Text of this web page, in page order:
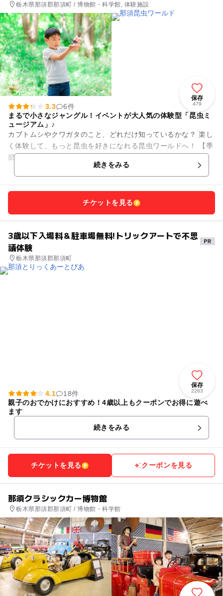
栃木県那須郡那須町 / 博物館・科学館, 体験施設
保存
479
3.3
6件
まるで小さなジャングル！イベントが大人気の体験型「昆虫ミ
ュージアム」♪
カブトムシやクワガタのこと、どれだけ知っているかな？ 楽し
く体験して、もっと昆虫を好きになれる昆虫ワールドへ！ 【季
節のイベント】 ■じゃんけん大会で昆虫争奪戦！（GW・お盆
続きをみる
チケットを見る
3歳以下入場料＆駐車場無料!トリックアートで不思
議体験
栃木県那須郡那須町
保存
2263
4.1
18件
親子のおでかけにおすすめ！4歳以上もクーポンでお得に遊べ
ます
続きをみる
チケットを見る クーポンを見る
那須クラシックカー博物館
栃木県那須郡那須町 / 博物館・科学館